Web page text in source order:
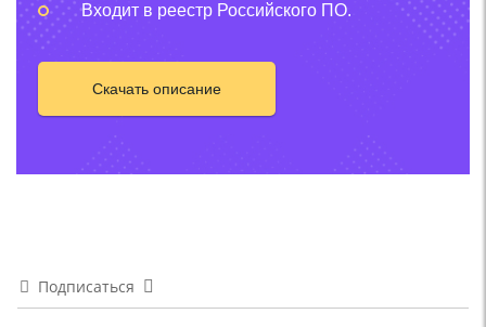
Входит в реестр Российского ПО.
Скачать описание
Подписаться